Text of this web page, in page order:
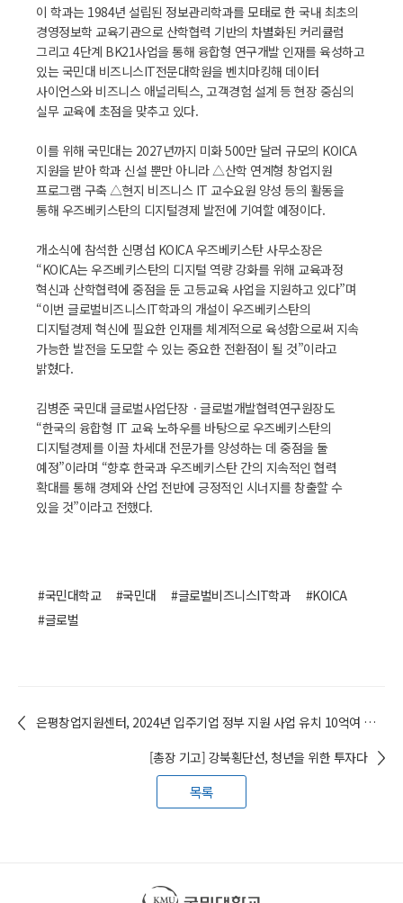
이 학과는 1984년 설립된 정보관리학과를 모태로 한 국내 최초의
경영정보학 교육기관으로 산학협력 기반의 차별화된 커리큘럼
그리고 4단계 BK21사업을 통해 융합형 연구개발 인재를 육성하고
있는 국민대 비즈니스IT전문대학원을 벤치마킹해 데이터
사이언스와 비즈니스 애널리틱스, 고객경험 설계 등 현장 중심의
실무 교육에 초점을 맞추고 있다.
이를 위해 국민대는 2027년까지 미화 500만 달러 규모의 KOICA
지원을 받아 학과 신설 뿐만 아니라 △산학 연계형 창업지원
프로그램 구축 △현지 비즈니스 IT 교수요원 양성 등의 활동을
통해 우즈베키스탄의 디지털경제 발전에 기여할 예정이다.
개소식에 참석한 신명섭 KOICA 우즈베키스탄 사무소장은
“KOICA는 우즈베키스탄의 디지털 역량 강화를 위해 교육과정
혁신과 산학협력에 중점을 둔 고등교육 사업을 지원하고 있다”며
“이번 글로벌비즈니스IT학과의 개설이 우즈베키스탄의
디지털경제 혁신에 필요한 인재를 체계적으로 육성함으로써 지속
가능한 발전을 도모할 수 있는 중요한 전환점이 될 것”이라고
밝혔다.
김병준 국민대 글로벌사업단장ㆍ글로벌개발협력연구원장도
“한국의 융합형 IT 교육 노하우를 바탕으로 우즈베키스탄의
디지털경제를 이끌 차세대 전문가를 양성하는 데 중점을 둘
예정”이라며 “향후 한국과 우즈베키스탄 간의 지속적인 협력
확대를 통해 경제와 산업 전반에 긍정적인 시너지를 창출할 수
있을 것”이라고 전했다.
#국민대학교 #국민대 #글로벌비즈니스IT학과
#KOICA
#글로벌
은평창업지원센터, 2024년 입주기업 정부 지원 사업 유치 10억여 원 달성
[총장 기고] 강북횡단선, 청년을 위한 투자다
목록
국민대학교